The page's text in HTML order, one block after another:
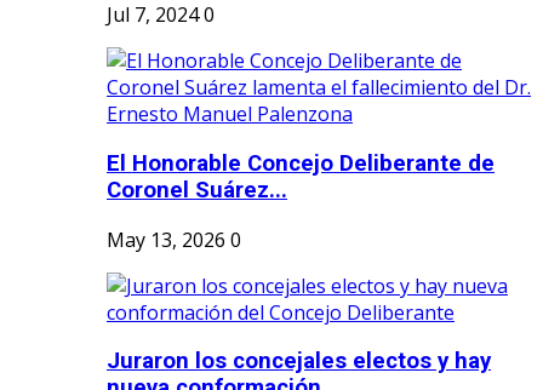
Jul 7, 20240
El Honorable Concejo Deliberante de
Coronel Suárez...
May 13, 2026 0
Juraron los concejales electos y hay